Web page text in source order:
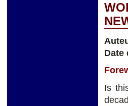
Date
Is